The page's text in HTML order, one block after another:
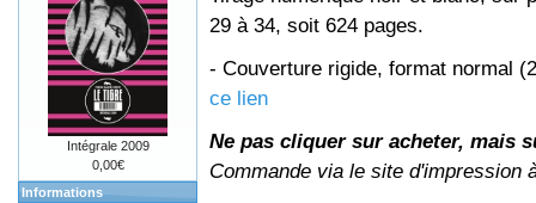
29 à 34, soit 624 pages.
- Couverture rigide, format normal
ce lien
Ne pas cliquer sur acheter, mais
Commande via le site d'impression
Intégrale 2009
0,00€
Informations